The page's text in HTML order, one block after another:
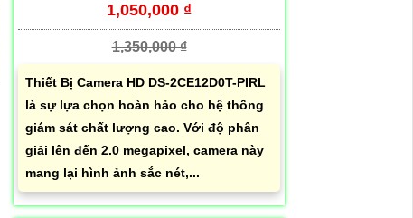
1,050,000 ₫
1,350,000 ₫
Thiết Bị Camera HD DS-2CE12D0T-PIRL
là sự lựa chọn hoàn hảo cho hệ thống
giám sát chất lượng cao. Với độ phân
giải lên đến 2.0 megapixel, camera này
mang lại hình ảnh sắc nét,...